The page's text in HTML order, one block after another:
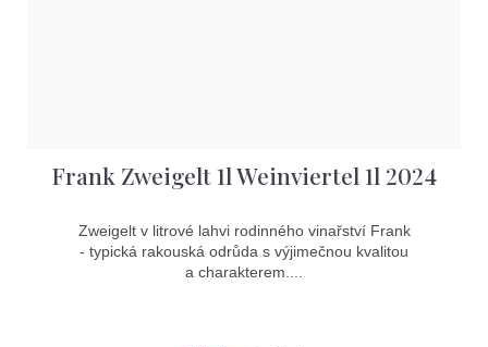
Frank Zweigelt 1l Weinviertel 1l 2024
Zweigelt v litrové lahvi rodinného vinařství Frank
- typická rakouská odrůda s výjimečnou kvalitou
a charakterem....